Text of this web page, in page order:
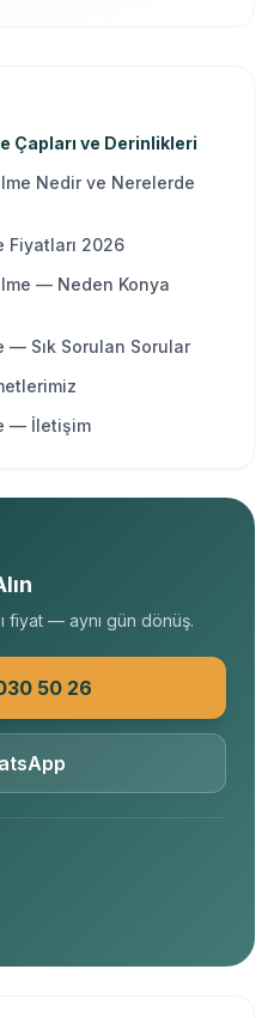
Çapları ve Derinlikleri
Nedir ve Nerelerde
Fiyatları 2026
— Neden Konya
— Sık Sorulan Sorular
— İletişim
fiyat — aynı gün dönüş.
50 26